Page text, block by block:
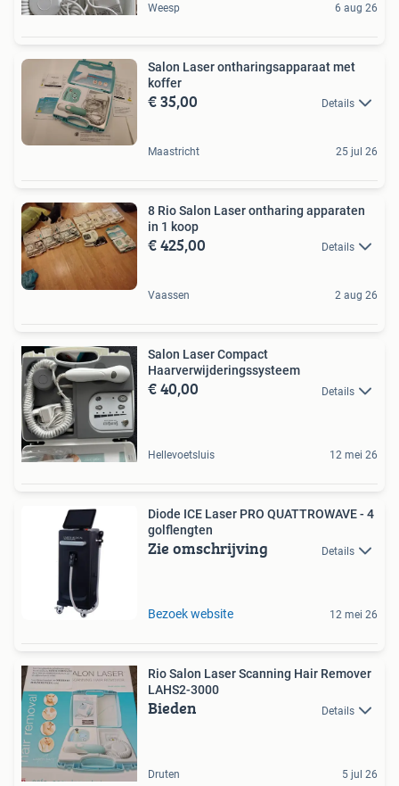
Weesp 6 aug 26
Salon Laser ontharingsapparaat met
koffer
€ 35,00 Details
Maastricht 25 jul 26
8 Rio Salon Laser ontharing apparaten
in 1 koop
€ 425,00 Details
Vaassen 2 aug 26
Salon Laser Compact
Haarverwijderingssysteem
€ 40,00 Details
Hellevoetsluis 12 mei 26
Diode ICE Laser PRO QUATTROWAVE - 4
golflengten
Zie omschrijving Details
Bezoek website 12 mei 26
Rio Salon Laser Scanning Hair Remover
LAHS2-3000
Bieden Details
Druten 5 jul 26